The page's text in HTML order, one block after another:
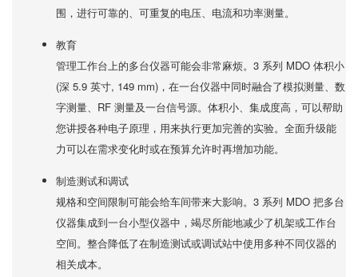
围，进行可靠的、可重复的电压、电流和功率测量。
教育
管理工作台上的多台仪器可能会非常麻烦。3 系列 MDO 体积小
(深 5.9 英寸, 149 mm)，在一台仪器中同时融合了模拟测量、数
字测量、RF 测量及一台信号源。体积小、集成度高，可以帮助
您讲授各种电子原理，用来执行更加完善的实验。全面升级能
力可以在需求变化时或在预算允许时再增加功能。
制造测试和调试
规格和空间限制可能会给车间带来大影响。3 系列 MDO 把多台
仪器集成到一台小型仪器中，竭尽所能地减少了机架或工作台
空间。整合降低了在制造测试或调试站中使用多种不同仪器的
相关成本。